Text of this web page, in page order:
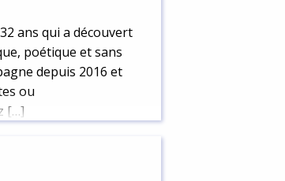
ans qui a découvert
poétique et sans
depuis 2016 et
ou
[…]